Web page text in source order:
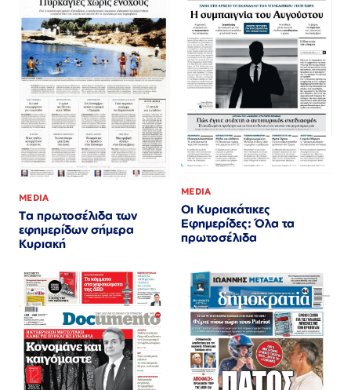
MEDIA
Τα πρωτοσέλιδα των
εφημερίδων σήμερα
Κυριακή
MEDIA
Οι Κυριακάτικες
Εφημερίδες: Όλα τα
πρωτοσέλιδα